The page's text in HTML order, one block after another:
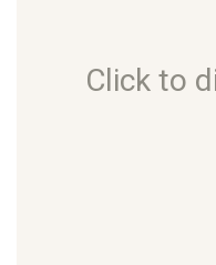
Click to